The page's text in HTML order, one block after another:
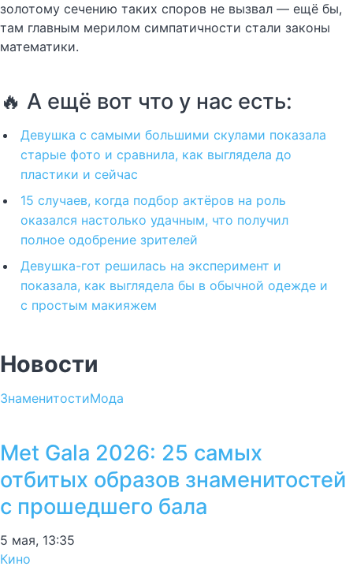
золотому сечению таких споров не вызвал — ещё бы,
там главным мерилом симпатичности стали законы
математики.
🔥 А ещё вот что у нас есть:
Девушка с самыми большими скулами показала
старые фото и сравнила, как выглядела до
пластики и сейчас
15 случаев, когда подбор актёров на роль
оказался настолько удачным, что получил
полное одобрение зрителей
Девушка-гот решилась на эксперимент и
показала, как выглядела бы в обычной одежде и
с простым макияжем
Новости
ЗнаменитостиМода
Met Gala 2026: 25 самых
отбитых образов знаменитостей
с прошедшего бала
5 мая, 13:35
Кино